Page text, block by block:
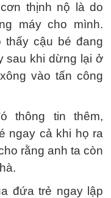
thịnh nộ là do
máy cho mình.
thấy cậu bé đang
sau khi dừng lại ở
vào tấn công
thông tin thêm,
ngay cả khi họ ra
rằng anh ta còn
đứa trẻ ngay lập